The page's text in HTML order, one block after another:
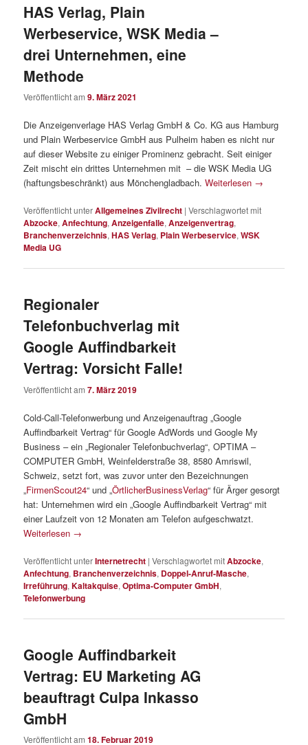
HAS Verlag, Plain
Werbeservice, WSK Media –
drei Unternehmen, eine
Methode
Veröffentlicht am9. März 2021
Die Anzeigenverlage HAS Verlag GmbH & Co. KG aus Hamburg
und Plain Werbeservice GmbH aus Pulheim haben es nicht nur
auf dieser Website zu einiger Prominenz gebracht. Seit einiger
Zeit mischt ein drittes Unternehmen mit – die WSK Media UG
(haftungsbeschränkt) aus Mönchengladbach.Weiterlesen →
Veröffentlicht unterAllgemeines Zivilrecht |Verschlagwortet mit
Abzocke,Anfechtung,Anzeigenfalle,Anzeigenvertrag,
Branchenverzeichnis,HAS Verlag, Plain Werbeservice,WSK
Media UG
Regionaler
Telefonbuchverlag mit
Google Auffindbarkeit
Vertrag: Vorsicht Falle!
Veröffentlicht am7. März 2019
Cold-Call-Telefonwerbung und Anzeigenauftrag „Google
Auffindbarkeit Vertrag“ für Google AdWords und Google My
Business – ein „Regionaler Telefonbuchverlag“, OPTIMA –
COMPUTER GmbH, Weinfelderstraße 38, 8580 Amriswil,
Schweiz, setzt fort, was zuvor unter den Bezeichnungen
„FirmenScout24“ und „ÖrtlicherBusinessVerlag“ für Ärger gesorgt
hat: Unternehmen wird ein „Google Auffindbarkeit Vertrag“ mit
einer Laufzeit von 12 Monaten am Telefon aufgeschwatzt.
Weiterlesen →
Veröffentlicht unterInternetrecht |Verschlagwortet mitAbzocke,
Anfechtung, Branchenverzeichnis, Doppel-Anruf-Masche,
Irreführung,Kaltakquise,Optima-Computer GmbH,
Telefonwerbung
Google Auffindbarkeit
Vertrag: EU Marketing AG
beauftragt Culpa Inkasso
GmbH
Veröffentlicht am18. Februar 2019